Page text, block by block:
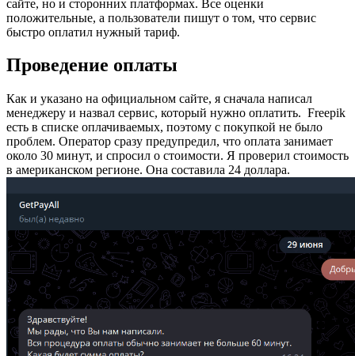
сайте, но и сторонних платформах. Все оценки
положительные, а пользователи пишут о том, что сервис
быстро оплатил нужный тариф.
Проведение оплаты
Как и указано на официальном сайте, я сначала написал
менеджеру и назвал сервис, который нужно оплатить. Freepik
есть в списке оплачиваемых, поэтому с покупкой не было
проблем. Оператор сразу предупредил, что оплата занимает
около 30 минут, и спросил о стоимости. Я проверил стоимость
в американском регионе. Она составила 24 доллара.